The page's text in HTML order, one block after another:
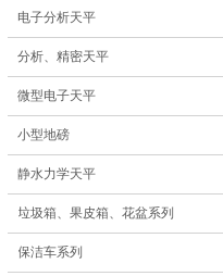
电子分析天平
分析、精密天平
微型电子天平
小型地磅
静水力学天平
垃圾箱、果皮箱、花盆系列
保洁车系列